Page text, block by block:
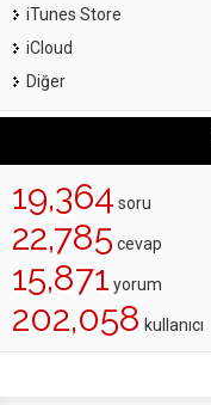
iTunes Store
iCloud
Diğer
19,364 soru
22,785 cevap
15,871 yorum
202,058 kullanıcı